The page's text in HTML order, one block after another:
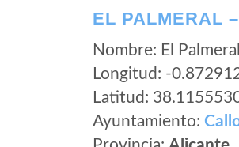
EL PALMERAL
Nombre: El Palmeral
Longitud: -
Latitud:
Ayuntamiento: